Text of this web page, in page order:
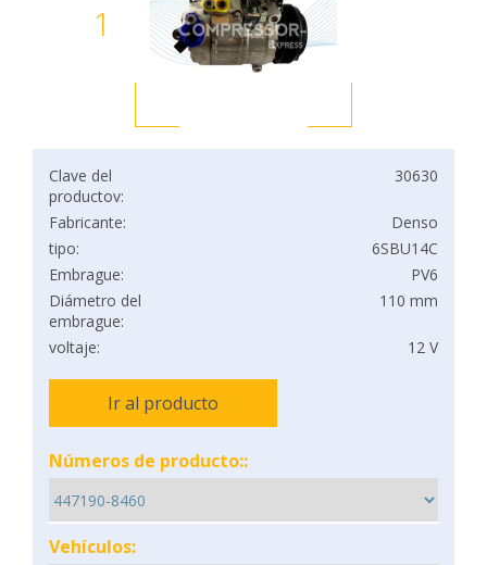
1
Clave del
productov:
30630
Fabricante:
Denso
tipo:
6SBU14C
Embrague:
PV6
Diámetro del
embrague:
110 mm
voltaje: 12 V
Ir al producto
Números de producto::
Vehículos: